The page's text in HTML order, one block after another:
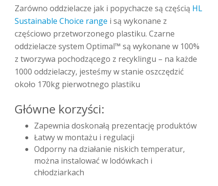
Zarówno oddzielacze jak i popychacze są częścią HL
Sustainable Choice range i są wykonane z
częściowo przetworzonego plastiku. Czarne
oddzielacze system Optimal™ są wykonane w 100%
z tworzywa pochodzącego z recyklingu – na każde
1000 oddzielaczy, jesteśmy w stanie oszczędzić
około 170kg pierwotnego plastiku
Główne korzyści:
Zapewnia doskonałą prezentację produktów
Łatwy w montażu i regulacji
Odporny na działanie niskich temperatur,
można instalować w lodówkach i
chłodziarkach